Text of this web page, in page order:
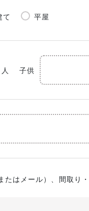
て 平屋
人 子供
たはメール）、間取り